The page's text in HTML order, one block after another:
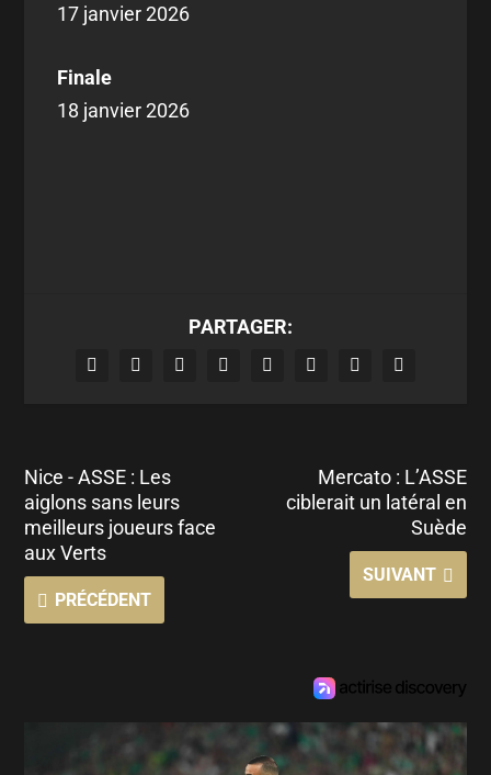
17 janvier 2026
Finale
18 janvier 2026
PARTAGER:
Nice - ASSE : Les
aiglons sans leurs
meilleurs joueurs face
aux Verts
PRÉCÉDENT
Mercato : L’ASSE
ciblerait un latéral en
Suède
SUIVANT